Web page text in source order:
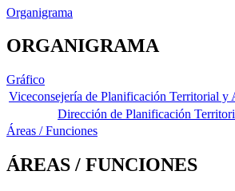
Organigrama
ORGANIGRAMA
Gráfico
Viceconsejería de Planificación Territorial y
Dirección de Planificación
Áreas / Funciones
ÁREAS / FUNCIONES